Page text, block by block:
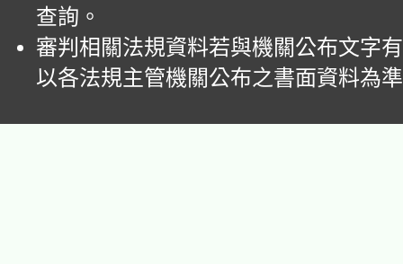
查詢。
審判相關法規資料若與機關公布文字
以各法規主管機關公布之書面資料為